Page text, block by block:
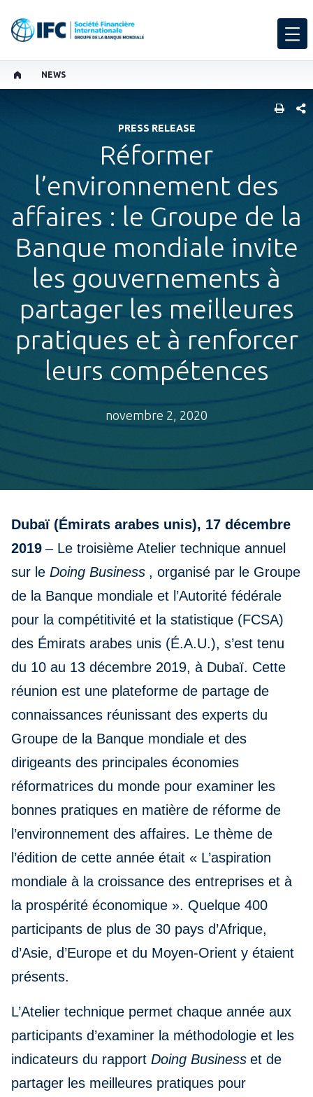
NEWS
PRESS RELEASE
Réformer
l’environnement des
affaires : le Groupe de la
Banque mondiale invite
les gouvernements à
partager les meilleures
pratiques et à renforcer
leurs compétences
novembre 2, 2020
Dubaï (Émirats arabes unis), 17 décembre
2019 – Le troisième Atelier technique annuel
sur le Doing Business , organisé par le Groupe
de la Banque mondiale et l’Autorité fédérale
pour la compétitivité et la statistique (FCSA)
des Émirats arabes unis (É.A.U.), s’est tenu
du 10 au 13 décembre 2019, à Dubaï. Cette
réunion est une plateforme de partage de
connaissances réunissant des experts du
Groupe de la Banque mondiale et des
dirigeants des principales économies
réformatrices du monde pour examiner les
bonnes pratiques en matière de réforme de
l’environnement des affaires. Le thème de
l’édition de cette année était « L’aspiration
mondiale à la croissance des entreprises et à
la prospérité économique ». Quelque 400
participants de plus de 30 pays d’Afrique,
d’Asie, d’Europe et du Moyen-Orient y étaient
présents.
L’Atelier technique permet chaque année aux
participants d’examiner la méthodologie et les
indicateurs du rapport Doing Business et de
partager les meilleures pratiques pour